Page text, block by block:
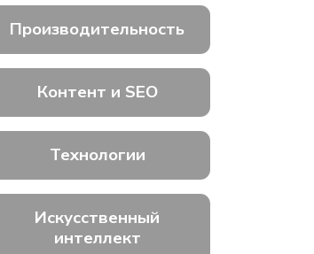
Производительность
Контент и SEO
Технологии
Искусственный
интеллект